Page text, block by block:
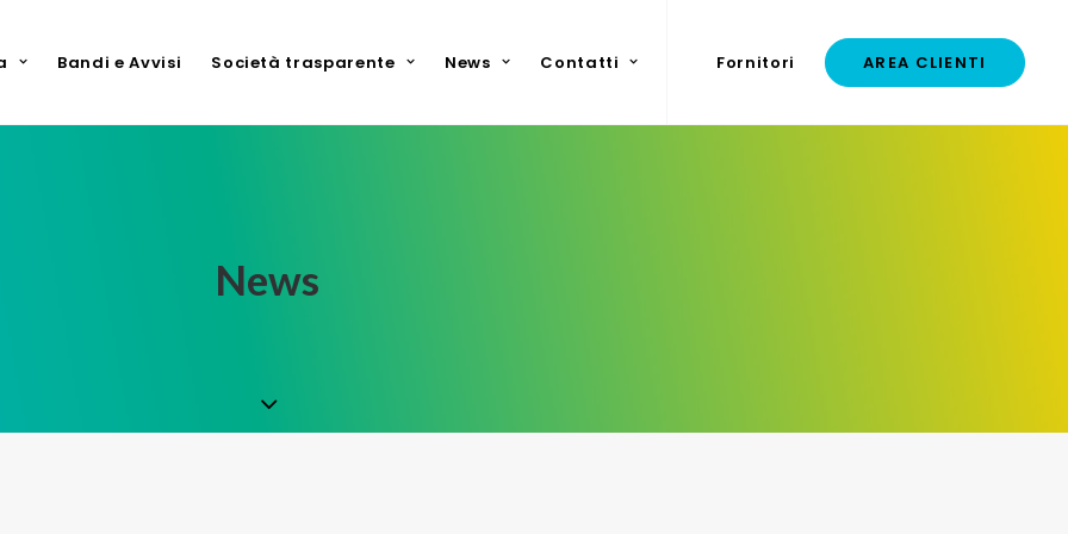
Bandi e Avvisi Società trasparente News Contatti Fornitori AREA CLIENTI
News